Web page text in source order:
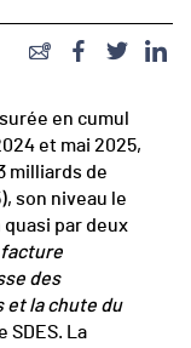
en cumul
et mai 2025,
milliards de
son niveau le
par deux
facture
des
la chute du
SDES. La